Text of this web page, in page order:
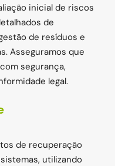
inicial de riscos
de
de resíduos e
Asseguramos que
segurança,
legal.
de recuperação
utilizando